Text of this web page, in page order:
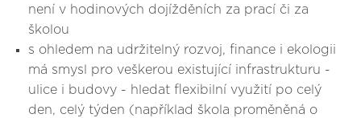
není v hodinových dojížděních za prací či za
školou
s ohledem na udržitelný rozvoj, finance i ekologii
má smysl pro veškerou existující infrastrukturu -
ulice i budovy - hledat flexibilní využití po celý
den, celý týden (například škola proměněná o